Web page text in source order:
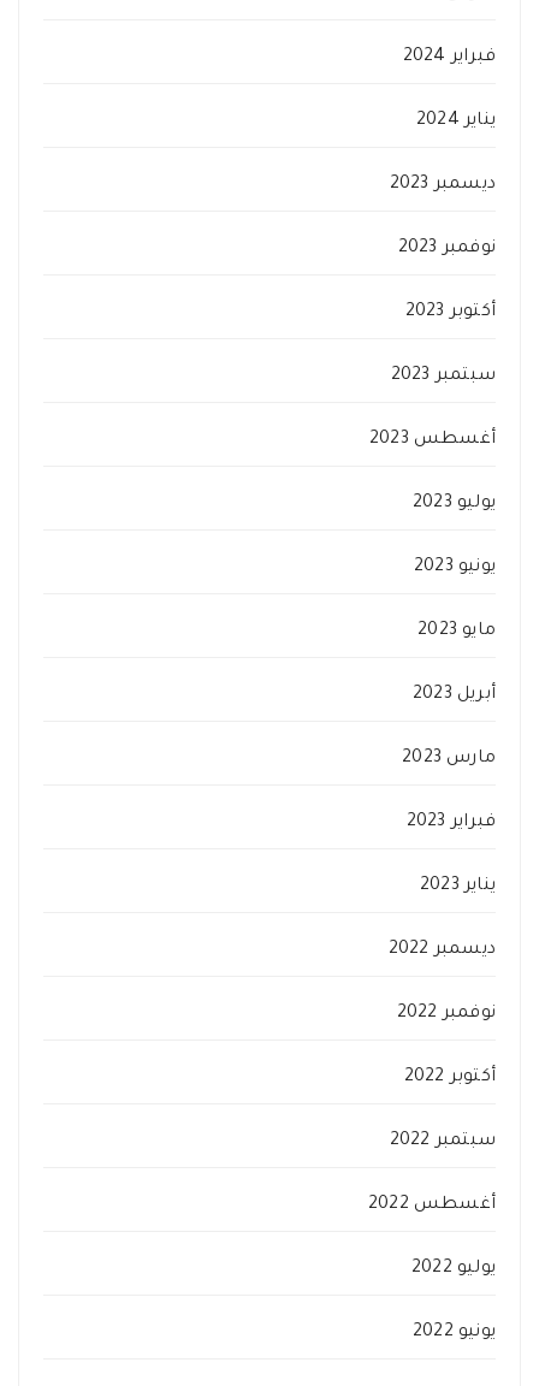
فبراير 2024
يناير 2024
ديسمبر 2023
نوفمبر 2023
أكتوبر 2023
سبتمبر 2023
أغسطس 2023
يوليو 2023
يونيو 2023
مايو 2023
أبريل 2023
مارس 2023
فبراير 2023
يناير 2023
ديسمبر 2022
نوفمبر 2022
أكتوبر 2022
سبتمبر 2022
أغسطس 2022
يوليو 2022
يونيو 2022